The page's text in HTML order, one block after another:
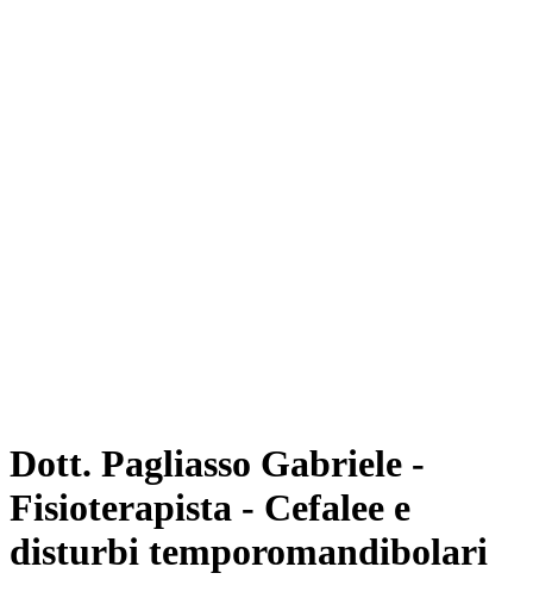
Dott. Pagliasso Gabriele -
Fisioterapista - Cefalee e
disturbi temporomandibolari